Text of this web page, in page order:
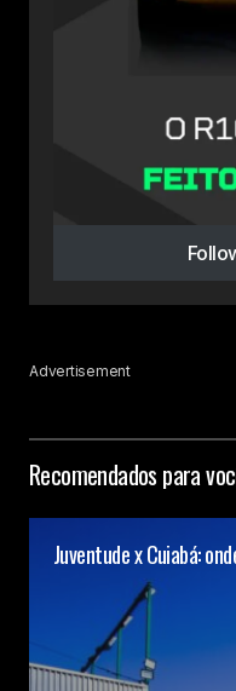
Advertisement
Recomendados para
Juventude x Cuiabá: